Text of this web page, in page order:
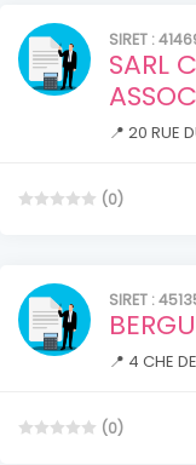
SIRET :
SARL
📍 20 RUE
(0)
SIRET :
📍 4 CHE
(0)